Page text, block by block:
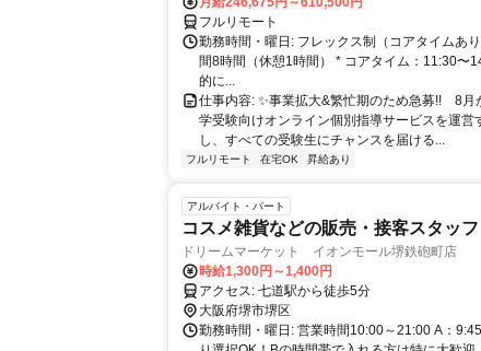
フルリモート
勤務時間・曜日: フレックス制（コアタイムあ
間8時間（休憩1時間） * コアタイム：11:30
的に...
仕事内容: ✨️事業拡大&繁忙期のため急募!! 8月
学受験向けオンライン個別指導サービスを運営
し、すべての受験生にチャンスを届ける...
フルリモート 在宅OK 昇給あり
アルバイト・パート
コスメ雑貨などの販売・接客スタッフ
ドリームマーケット イオンモール堺鉄砲町店
時給1,300円～1,400円
アクセス: 七道駅から徒歩5分
大阪府堺市堺区
勤務時間・曜日: 営業時間10:00～21:00 A：